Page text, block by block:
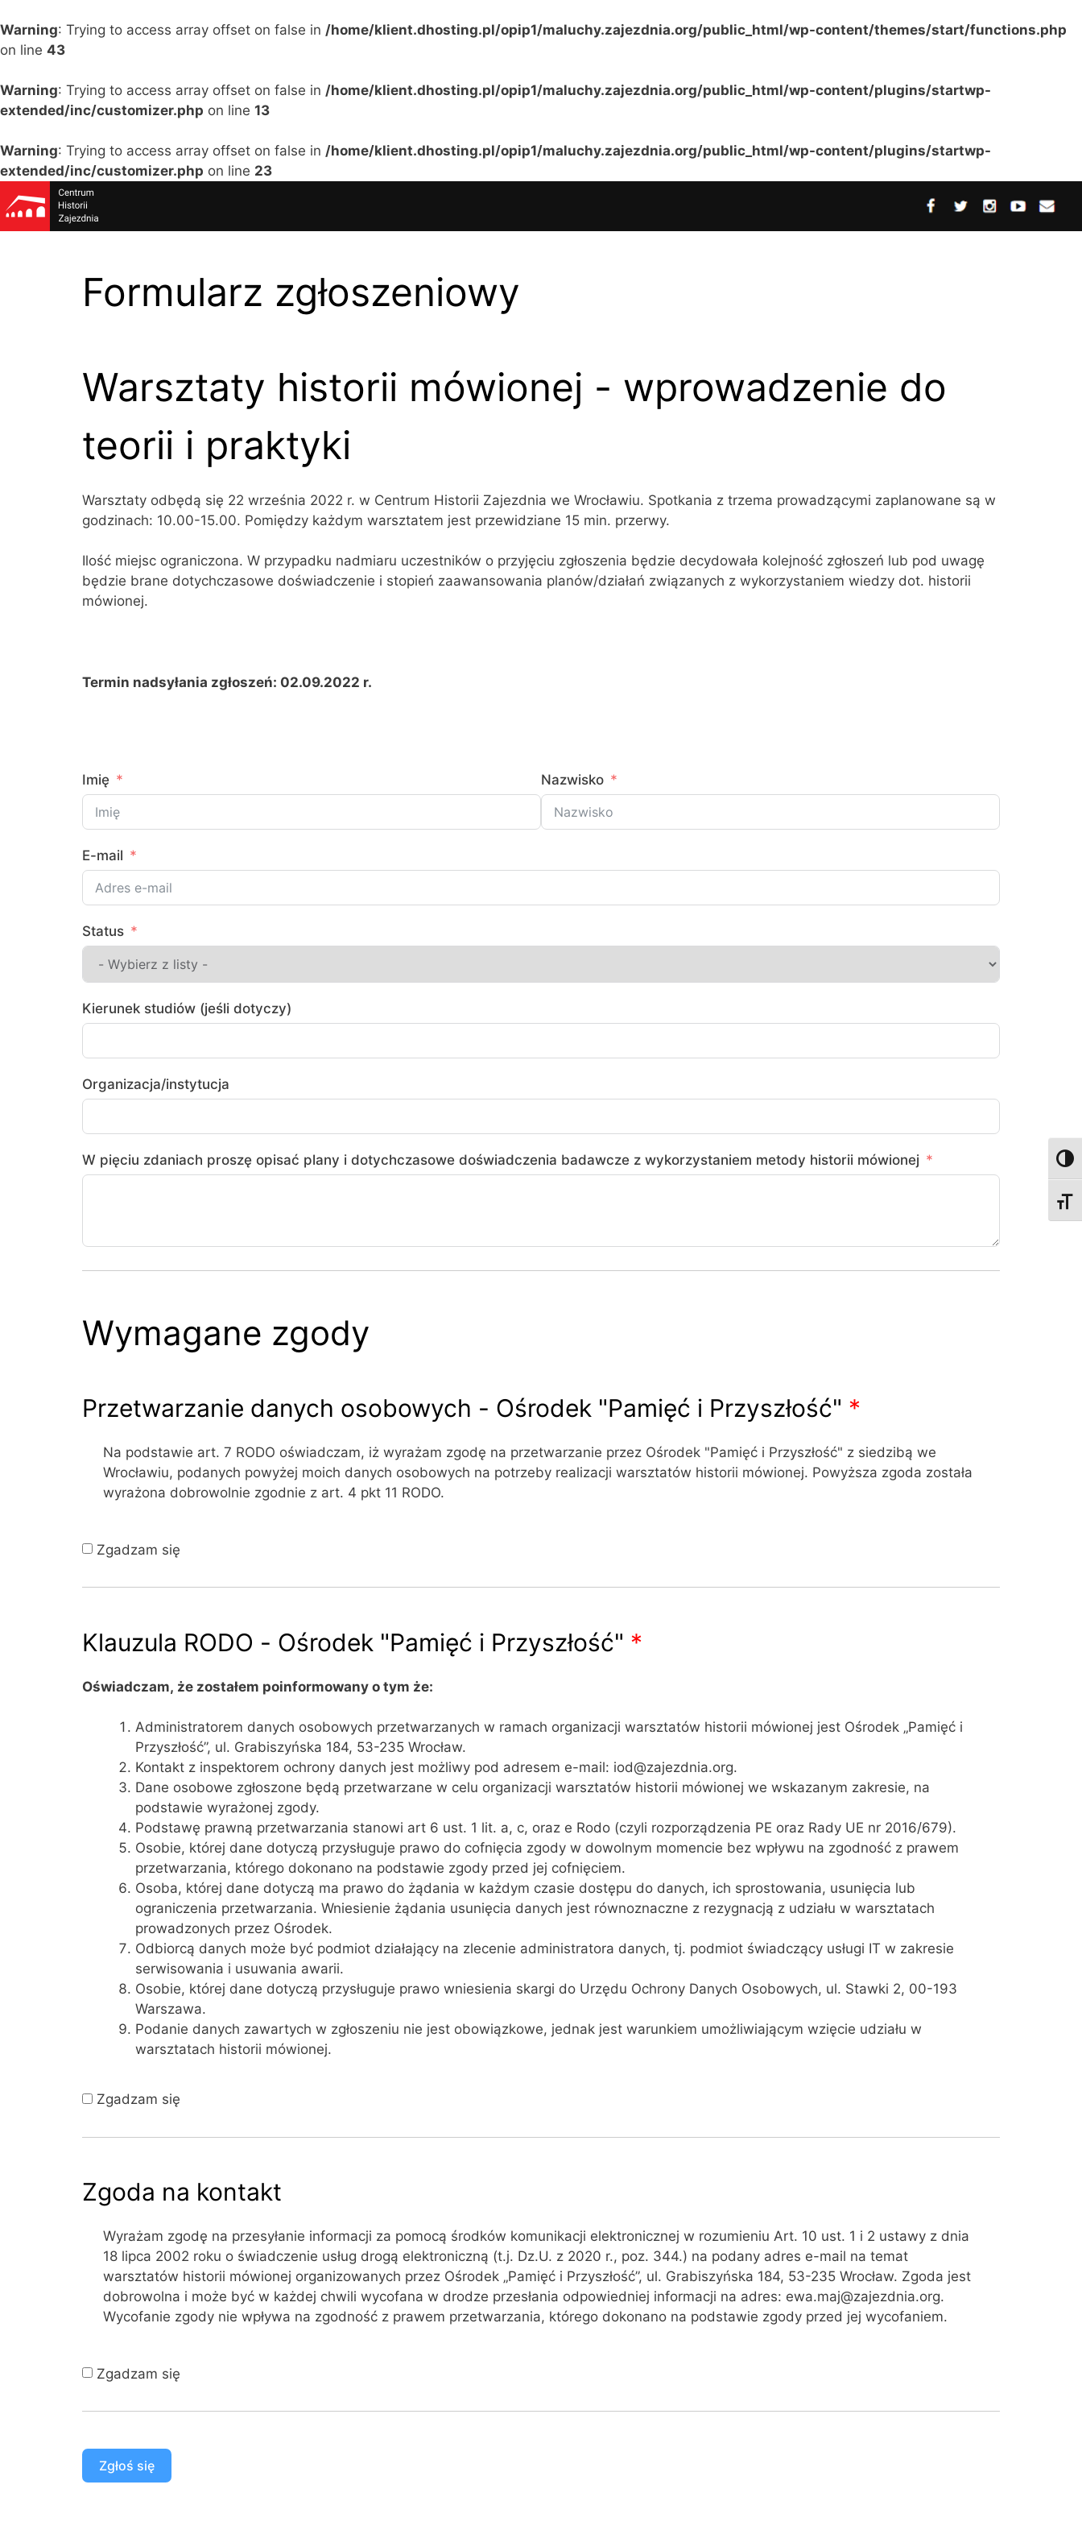
Warning: Trying to access array offset on false in /home/klient.dhosting.pl/opip1/maluchy.zajezdnia.org/public_html/wp-content/themes/start/functions.php
on line 43
Warning: Trying to access array offset on false in /home/klient.dhosting.pl/opip1/maluchy.zajezdnia.org/public_html/wp-content/plugins/startwp-
extended/inc/customizer.php on line 13
Warning: Trying to access array offset on false in /home/klient.dhosting.pl/opip1/maluchy.zajezdnia.org/public_html/wp-content/plugins/startwp-
extended/inc/customizer.php on line 23
Formularz zgłoszeniowy
Warsztaty historii mówionej - wprowadzenie do
teorii i praktyki
Warsztaty odbędą się 22 września 2022 r. w Centrum Historii Zajezdnia we Wrocławiu. Spotkania z trzema prowadzącymi zaplanowane są w
godzinach: 10.00-15.00. Pomiędzy każdym warsztatem jest przewidziane 15 min. przerwy.
Ilość miejsc ograniczona. W przypadku nadmiaru uczestników o przyjęciu zgłoszenia będzie decydowała kolejność zgłoszeń lub pod uwagę
będzie brane dotychczasowe doświadczenie i stopień zaawansowania planów/działań związanych z wykorzystaniem wiedzy dot. historii
mówionej.
Termin nadsyłania zgłoszeń: 02.09.2022 r.
Imię Nazwisko
E-mail
Status
Kierunek studiów (jeśli dotyczy)
Organizacja/instytucja
W pięciu zdaniach proszę opisać plany i dotychczasowe doświadczenia badawcze z wykorzystaniem metody historii mówionej
Wymagane zgody
Przetwarzanie danych osobowych - Ośrodek "Pamięć i Przyszłość" *
Na podstawie art. 7 RODO oświadczam, iż wyrażam zgodę na przetwarzanie przez Ośrodek "Pamięć i Przyszłość" z siedzibą we
Wrocławiu, podanych powyżej moich danych osobowych na potrzeby realizacji warsztatów historii mówionej. Powyższa zgoda została
wyrażona dobrowolnie zgodnie z art. 4 pkt 11 RODO.
Zgadzam się
Klauzula RODO - Ośrodek "Pamięć i Przyszłość" *
Oświadczam, że zostałem poinformowany o tym że:
Administratorem danych osobowych przetwarzanych w ramach organizacji warsztatów historii mówionej jest Ośrodek „Pamięć i
Przyszłość”, ul. Grabiszyńska 184, 53-235 Wrocław.
Kontakt z inspektorem ochrony danych jest możliwy pod adresem e-mail: iod@zajezdnia.org.
Dane osobowe zgłoszone będą przetwarzane w celu organizacji warsztatów historii mówionej we wskazanym zakresie, na
podstawie wyrażonej zgody.
Podstawę prawną przetwarzania stanowi art 6 ust. 1 lit. a, c, oraz e Rodo (czyli rozporządzenia PE oraz Rady UE nr 2016/679).
Osobie, której dane dotyczą przysługuje prawo do cofnięcia zgody w dowolnym momencie bez wpływu na zgodność z prawem
przetwarzania, którego dokonano na podstawie zgody przed jej cofnięciem.
Osoba, której dane dotyczą ma prawo do żądania w każdym czasie dostępu do danych, ich sprostowania, usunięcia lub
ograniczenia przetwarzania. Wniesienie żądania usunięcia danych jest równoznaczne z rezygnacją z udziału w warsztatach
prowadzonych przez Ośrodek.
Odbiorcą danych może być podmiot działający na zlecenie administratora danych, tj. podmiot świadczący usługi IT w zakresie
serwisowania i usuwania awarii.
Osobie, której dane dotyczą przysługuje prawo wniesienia skargi do Urzędu Ochrony Danych Osobowych, ul. Stawki 2, 00-193
Warszawa.
Podanie danych zawartych w zgłoszeniu nie jest obowiązkowe, jednak jest warunkiem umożliwiającym wzięcie udziału w
warsztatach historii mówionej.
Zgadzam się
Zgoda na kontakt
Wyrażam zgodę na przesyłanie informacji za pomocą środków komunikacji elektronicznej w rozumieniu Art. 10 ust. 1 i 2 ustawy z dnia
18 lipca 2002 roku o świadczenie usług drogą elektroniczną (t.j. Dz.U. z 2020 r., poz. 344.) na podany adres e-mail na temat
warsztatów historii mówionej organizowanych przez Ośrodek „Pamięć i Przyszłość”, ul. Grabiszyńska 184, 53-235 Wrocław. Zgoda jest
dobrowolna i może być w każdej chwili wycofana w drodze przesłania odpowiedniej informacji na adres: ewa.maj@zajezdnia.org.
Wycofanie zgody nie wpływa na zgodność z prawem przetwarzania, którego dokonano na podstawie zgody przed jej wycofaniem.
Zgadzam się
Zgłoś się